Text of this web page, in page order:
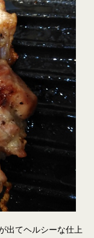
出てヘルシーな仕上